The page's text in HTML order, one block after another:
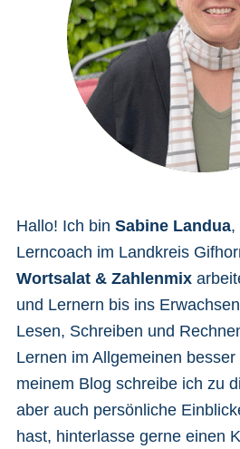
Hallo! Ich bin Sabine Landua,
Lerncoach im Landkreis
Wortsalat & Zahlenmix
und Lernern bis ins
Lesen, Schreiben und
Lernen im Allgemeinen
meinem Blog schreibe ich zu
aber auch persönliche
hast, hinterlasse gerne einen